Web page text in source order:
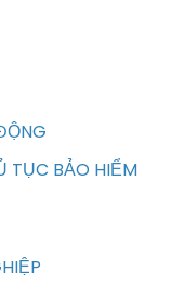
TỤC BẢO HIỂM